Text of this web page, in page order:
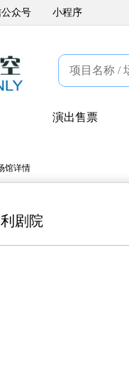
众号 小程序
演出售票
馆详情
剧院